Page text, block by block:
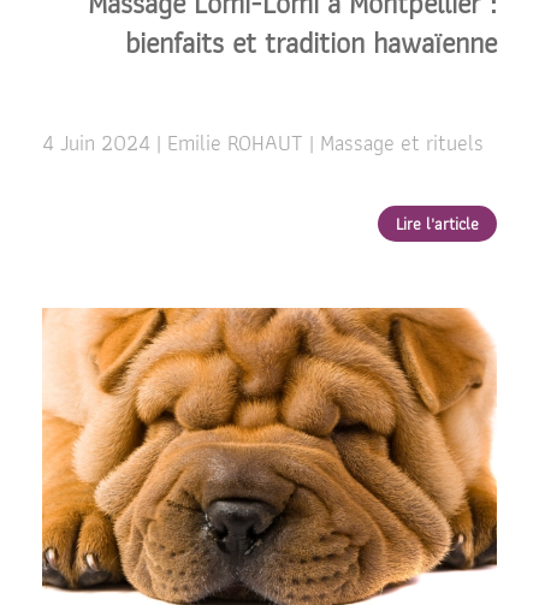
bienfaits et tradition hawaïenne
4 Juin 2024 | Emilie ROHAUT | Massage et rituels
Lire l'article